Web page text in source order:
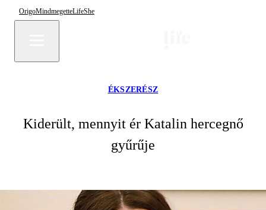
OrigoMindmegetteLifeShe
ÉKSZERÉSZ
Kiderült, mennyit ér Katalin hercegnő
gyűrűje